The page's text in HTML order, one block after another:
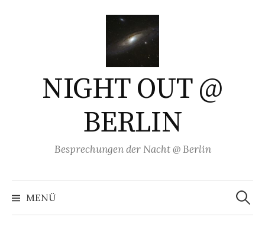
NIGHT OUT @
BERLIN
Besprechungen der Nacht @ Berlin
MENÜ
Suchen
nach: